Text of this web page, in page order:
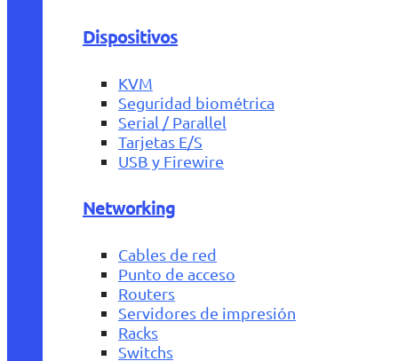
Dispositivos
KVM
Seguridad biométrica
Serial / Parallel
Tarjetas E/S
USB y Firewire
Networking
Cables de red
Punto de acceso
Routers
Servidores de impresión
Racks
Switchs